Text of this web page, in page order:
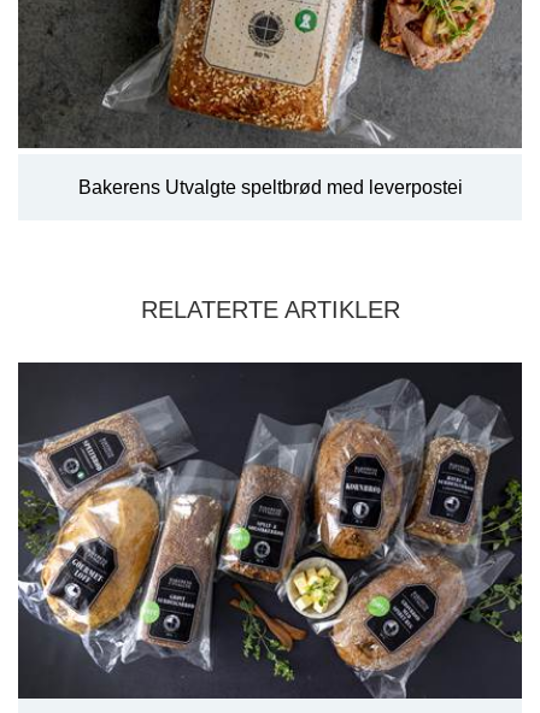
Bakerens Utvalgte speltbrød med leverpostei
RELATERTE ARTIKLER